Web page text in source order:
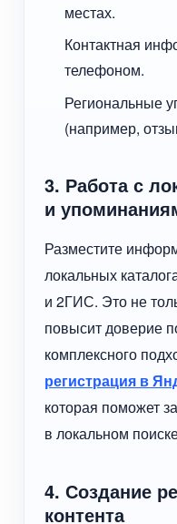
местах.
Контактная
телефоном.
Региональные
(например,
3. Работа с
и
Разместите
локальных
и 2ГИС. Это не
повысит доверие
комплексного
регистрация в
которая поможет
в локальном
4. Создание
контента